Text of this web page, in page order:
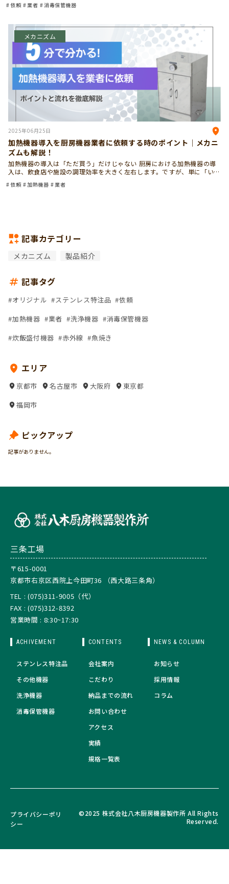
管機器は導入して終わり […]
依頼 業者 消毒保管機器
メカニズム
2025年06月25日
加熱機器導入を厨房機器業者に依頼する時のポイント｜メカニ
ズムも解説！
加熱機器の導入は「ただ買う」だけじゃない 厨房における加熱機器の導
入は、飲食店や施設の調理効率を大きく左右します。ですが、単に「いい
た選定と、導入後まで見 […]
依頼 加熱機器 業者
記事カテゴリー
メカニズム 製品紹介
記事タグ
オリジナル ステンレス特注品
依頼
加熱機器
業者 洗浄機器
消毒保管機器
炊飯盛付機器
赤外線 魚焼き
エリア
京都市 名古屋市 大阪府
東京都
福岡市
ピックアップ
記事がありません。
三条工場
〒615-0001
京都市右京区西院上今田町36 （西大路三条角）
TEL : (075)311-9005（代）
FAX : (075)312-8392
営業時間 : 8:30~17:30
ACHIVEMENT
ステンレス特注品
その他機器
洗浄機器
消毒保管機器
CONTENTS
会社案内
こだわり
納品までの流れ
お問い合わせ
アクセス
実績
規格一覧表
NEWS & COLUMN
お知らせ
採用情報
コラム
プライバシーポリ
シー
©2025 株式会社八木厨房機器製作所 All Rights
Reserved.